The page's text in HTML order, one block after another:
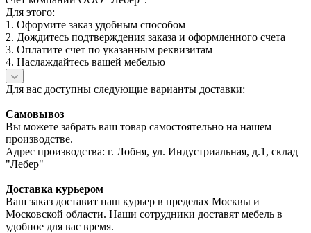
Для этого:
1. Оформите заказ удобным способом
2. Дождитесь подтверждения заказа и оформленного счета
3. Оплатите счет по указанным реквизитам
4. Наслаждайтесь вашей мебелью
Для вас доступны следующие варианты доставки:
Самовывоз
Вы можете забрать ваш товар самостоятельно на нашем
производстве.
Адрес производства: г. Лобня, ул. Индустриальная, д.1, склад
"Лебер"
Доставка курьером
Ваш заказ доставит наш курьер в пределах Москвы и
Московской области. Наши сотрудники доставят мебель в
удобное для вас время.